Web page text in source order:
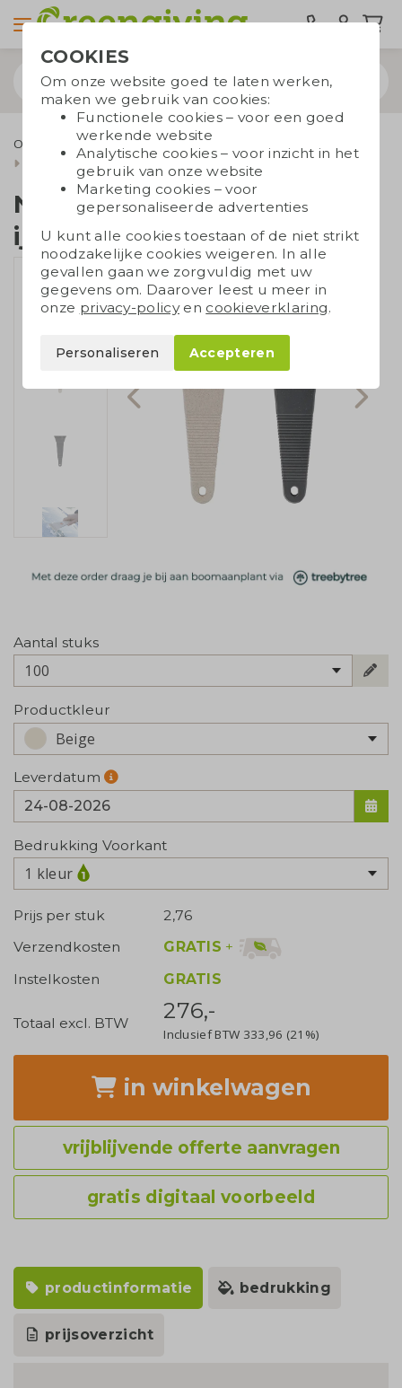
Outdoor & Vrije tijd
Relatiegeschenken voor buiten
Nordic tarwestro ijskrabber
Nordic tarwestro
ijskrabber
Aantal stuks
100
Productkleur
Beige
Leverdatum
Bedrukking Voorkant
1 kleur
Prijs per stuk
2,76
Verzendkosten
GRATIS +
Instelkosten
GRATIS
Totaal excl. BTW 276,-
Inclusief BTW 333,96 (21%)
in winkelwagen
vrijblijvende offerte aanvragen
gratis digitaal voorbeeld
productinformatie bedrukking
prijsoverzicht
COOKIES
Om onze website goed te laten werken,
maken we gebruik van cookies:
Functionele cookies – voor een goed
werkende website
Analytische cookies – voor inzicht in het
gebruik van onze website
Marketing cookies – voor
gepersonaliseerde advertenties
U kunt alle cookies toestaan of de niet strikt
noodzakelijke cookies weigeren. In alle
gevallen gaan we zorgvuldig met uw
gegevens om. Daarover leest u meer in
onze privacy-policyen cookieverklaring.
Personaliseren Accepteren